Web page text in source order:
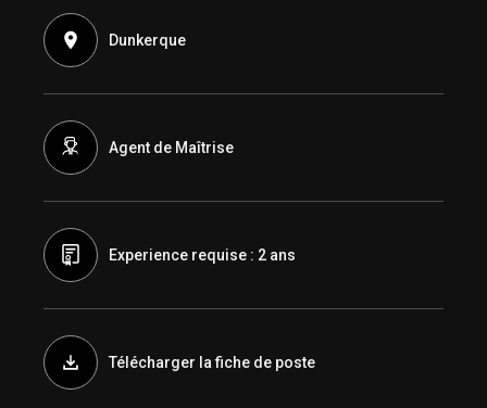
Dunkerque
Agent de Maîtrise
Experience requise : 2 ans
Télécharger la fiche de poste